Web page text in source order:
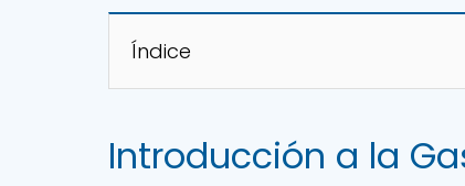
Índice
Introducción a la